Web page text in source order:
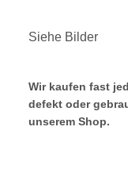
Siehe Bilder
Wir kaufen fast
defekt oder
unserem Shop.